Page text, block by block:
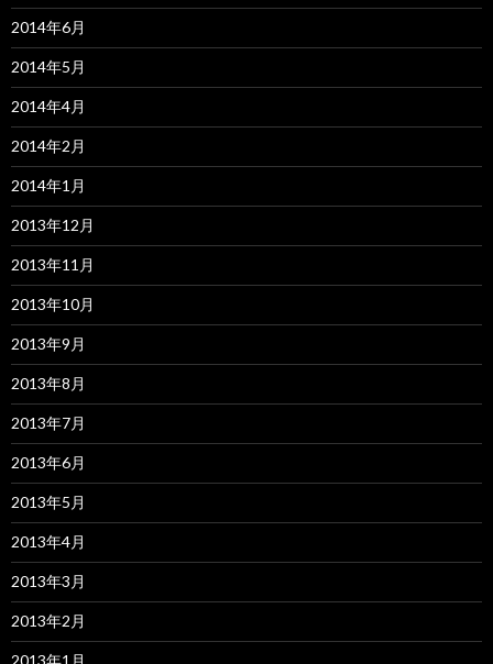
2014年6月
2014年5月
2014年4月
2014年2月
2014年1月
2013年12月
2013年11月
2013年10月
2013年9月
2013年8月
2013年7月
2013年6月
2013年5月
2013年4月
2013年3月
2013年2月
2013年1月